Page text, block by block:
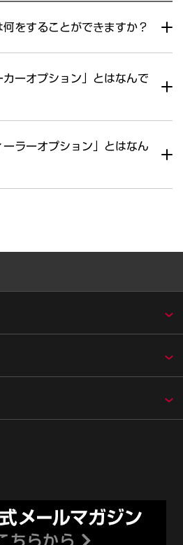
をすることができますか？
ーオプション」とはなんで
ラーオプション」とはなん